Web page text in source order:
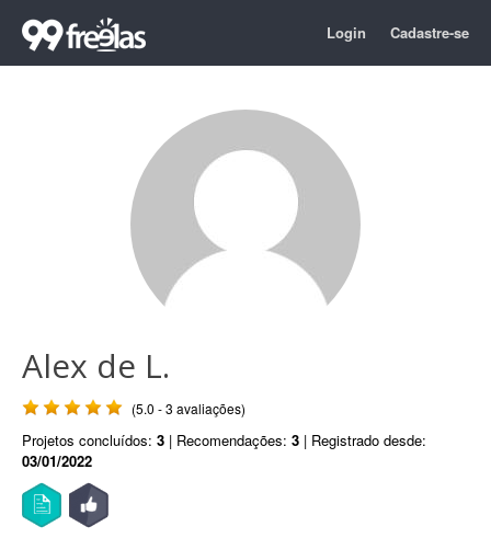
Login Cadastre-se
Alex de L.
(5.0 - 3 avaliações)
Projetos concluídos: 3 | Recomendações: 3 | Registrado desde:
03/01/2022